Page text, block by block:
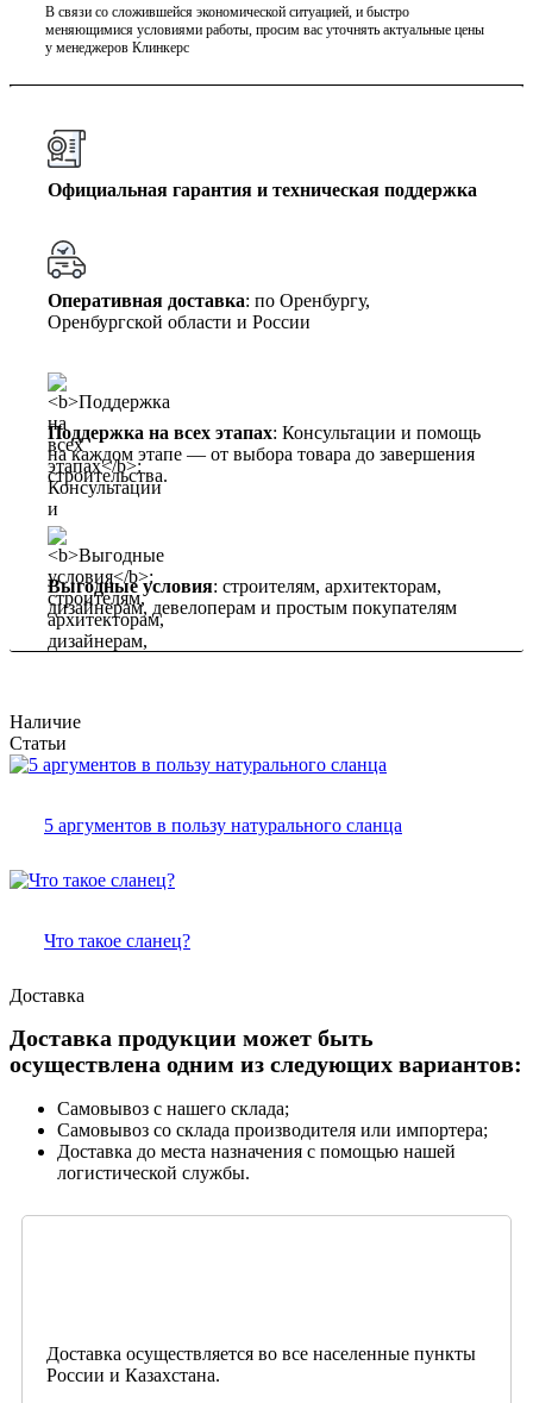
В связи со сложившейся экономической ситуацией, и быстро
меняющимися условиями работы, просим вас уточнять актуальные цены
у менеджеров Клинкерс
Официальная гарантия и техническая поддержка
Оперативная доставка: по Оренбургу,
Оренбургской области и России
Поддержка на всех этапах: Консультации и помощь
на каждом этапе — от выбора товара до завершения
строительства.
Выгодные условия: строителям, архитекторам,
дизайнерам, девелоперам и простым покупателям
Наличие
Статьи
5 аргументов в пользу натурального сланца
Что такое сланец?
Доставка
Доставка продукции может быть
осуществлена одним из следующих вариантов:
Самовывоз с нашего склада;
Самовывоз со склада производителя или импортера;
Доставка до места назначения с помощью нашей
логистической службы.
Доставка осуществляется во все населенные пункты
России и Казахстана.